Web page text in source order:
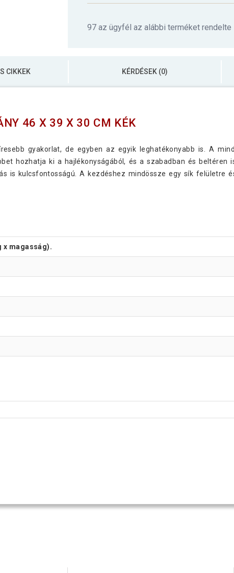
97 az ügyfél az alábbi terméket rendelte
CIKKEK KÉRDÉSEK (0)
46 X 39 X 30 CM KÉK
gyakorlat, de egyben az egyik leghatékonyabb is. A
hozhatja ki a hajlékonyságából, és a szabadban és beltéren
is kulcsfontosságú. A kezdéshez mindössze egy sík felületre
x magasság).